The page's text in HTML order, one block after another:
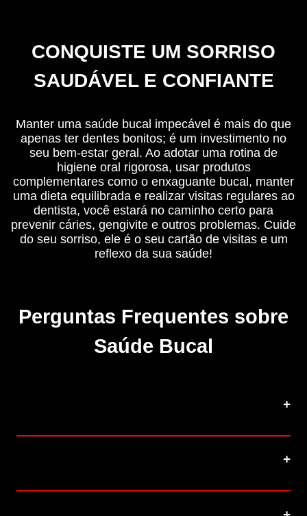
CONQUISTE UM SORRISO
SAUDÁVEL E CONFIANTE
Manter uma saúde bucal impecável é mais do que
apenas ter dentes bonitos; é um investimento no
seu bem-estar geral. Ao adotar uma rotina de
higiene oral rigorosa, usar produtos
complementares como o enxaguante bucal, manter
uma dieta equilibrada e realizar visitas regulares ao
dentista, você estará no caminho certo para
prevenir cáries, gengivite e outros problemas. Cuide
do seu sorriso, ele é o seu cartão de visitas e um
reflexo da sua saúde!
Perguntas Frequentes sobre
Saúde Bucal